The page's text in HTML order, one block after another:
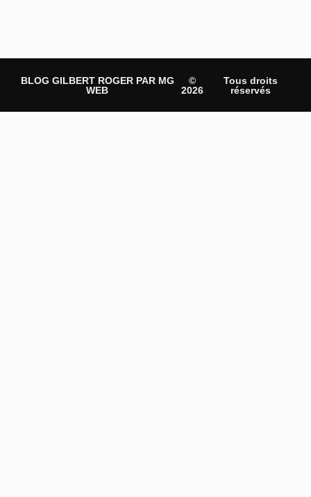
BLOG GILBERT ROGER PAR MG
WEB
©
2026
Tous droits
réservés